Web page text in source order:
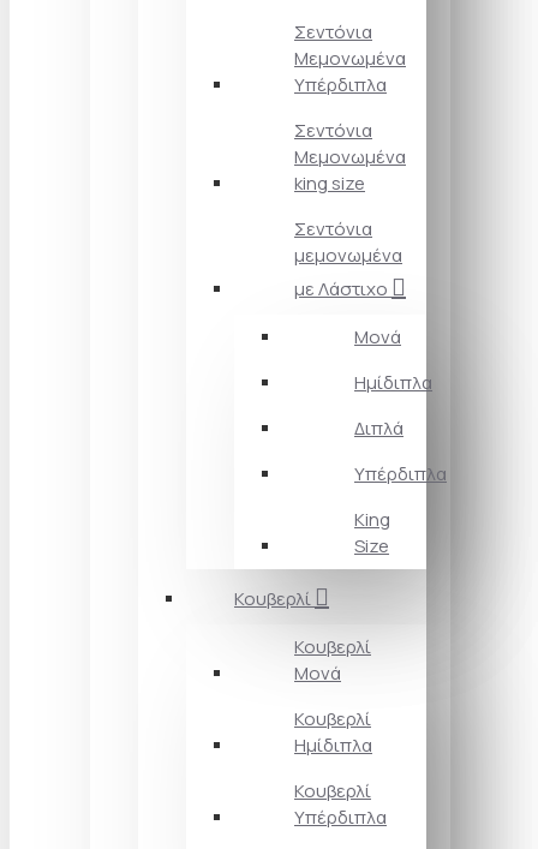
Σεντόνια
Μεμονωμένα
Υπέρδιπλα
Σεντόνια
Μεμονωμένα
king size
Σεντόνια
μεμονωμένα
με Λάστιχο
Μονά
Ημίδιπλα
Διπλά
Υπέρδιπλα
King
Size
Κουβερλί
Κουβερλί
Μονά
Κουβερλί
Ημίδιπλα
Κουβερλί
Υπέρδιπλα